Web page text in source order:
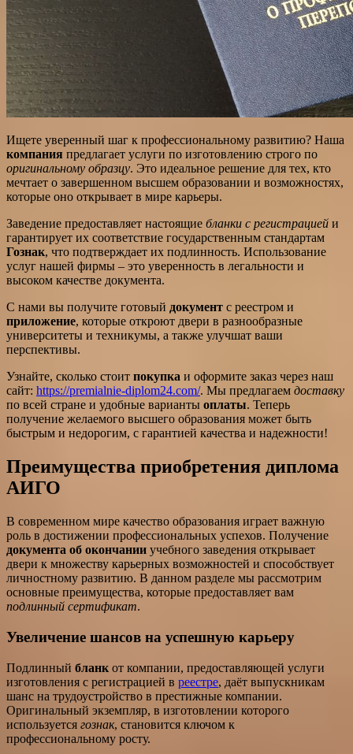
Ищете уверенный шаг к профессиональному развитию? Наша
компания предлагает услуги по изготовлению строго по
оригинальному образцу. Это идеальное решение для тех, кто
мечтает о завершенном высшем образовании и возможностях,
которые оно открывает в мире карьеры.
Заведение предоставляет настоящие бланки с регистрацией и
гарантирует их соответствие государственным стандартам
Гознак, что подтверждает их подлинность. Использование
услуг нашей фирмы – это уверенность в легальности и
высоком качестве документа.
С нами вы получите готовый документ с реестром и
приложение, которые откроют двери в разнообразные
университеты и техникумы, а также улучшат ваши
перспективы.
Узнайте, сколько стоит покупка и оформите заказ через наш
сайт: https://premialnie-diplom24.com/. Мы предлагаем доставку
по всей стране и удобные варианты оплаты. Теперь
получение желаемого высшего образования может быть
быстрым и недорогим, с гарантией качества и надежности!
Преимущества приобретения диплома
АИГО
В современном мире качество образования играет важную
роль в достижении профессиональных успехов. Получение
документа об окончании учебного заведения открывает
двери к множеству карьерных возможностей и способствует
личностному развитию. В данном разделе мы рассмотрим
основные преимущества, которые предоставляет вам
подлинный сертификат.
Увеличение шансов на успешную карьеру
Подлинный бланк от компании, предоставляющей услуги
изготовления с регистрацией в реестре, даёт выпускникам
шанс на трудоустройство в престижные компании.
Оригинальный экземпляр, в изготовлении которого
используется гознак, становится ключом к
профессиональному росту.